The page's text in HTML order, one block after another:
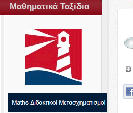
Μαθηματικά Ταξίδια